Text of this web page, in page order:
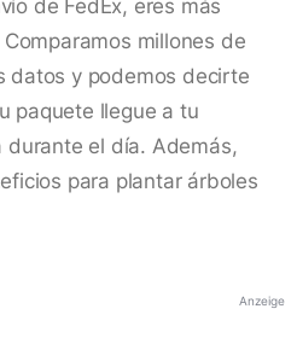
de FedEx, eres más
millones de
datos y podemos decirte
paquete llegue a tu
durante el día. Además,
para plantar árboles
Anzeige